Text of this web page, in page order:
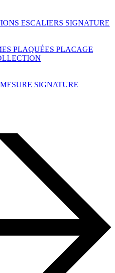
ESCALIERS SIGNATURE
PLAQUÉES PLACAGE
SIGNATURE